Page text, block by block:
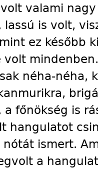
valami
is volt,
ez később
néha-néha,
főnökség is
hangulatot
ismert.
a